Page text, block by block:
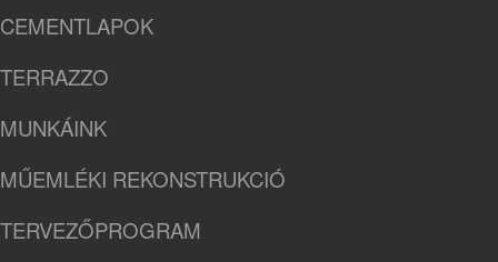
CEMENTLAPOK
TERRAZZO
MUNKÁINK
MŰEMLÉKI REKONSTRUKCIÓ
TERVEZŐPROGRAM